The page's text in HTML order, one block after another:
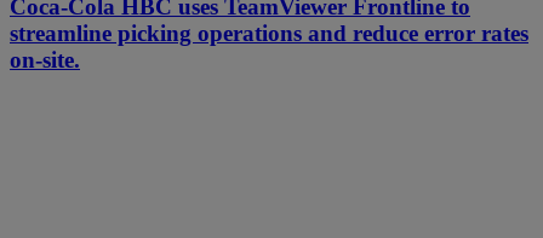
Coca-Cola HBC uses TeamViewer Frontline to
streamline picking operations and reduce error rates
on-site.